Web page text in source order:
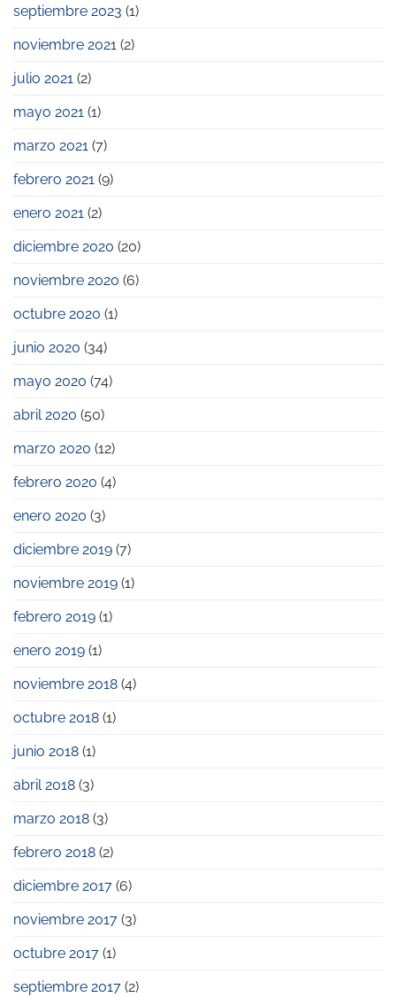
septiembre 2023 (1)
noviembre 2021 (2)
julio 2021 (2)
mayo 2021 (1)
marzo 2021 (7)
febrero 2021 (9)
enero 2021 (2)
diciembre 2020 (20)
noviembre 2020 (6)
octubre 2020 (1)
junio 2020 (34)
mayo 2020 (74)
abril 2020 (50)
marzo 2020 (12)
febrero 2020 (4)
enero 2020 (3)
diciembre 2019 (7)
noviembre 2019 (1)
febrero 2019 (1)
enero 2019 (1)
noviembre 2018 (4)
octubre 2018 (1)
junio 2018 (1)
abril 2018 (3)
marzo 2018 (3)
febrero 2018 (2)
diciembre 2017 (6)
noviembre 2017 (3)
octubre 2017 (1)
septiembre 2017 (2)